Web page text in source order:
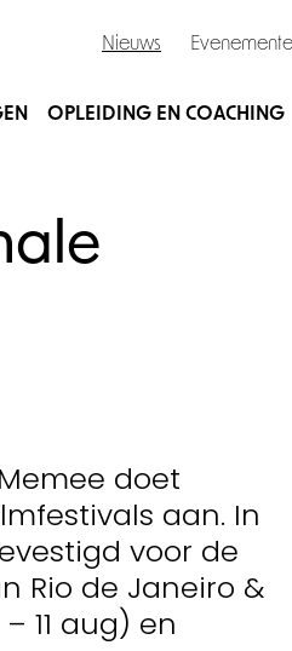
Nieuws
OPLEIDING EN COACHING
doet
aan. In
voor de
Rio de Janeiro &
11 aug) en